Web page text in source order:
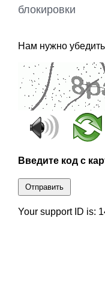
блокировки
Нам нужно
Введите код с
Отправить
Your support ID is: